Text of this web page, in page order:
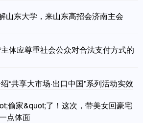
山东大学，来山东高招会济南主会
体应尊重社会公众对合法支付方式的
“共享大市场·出口中国”系列活动实效
偷家&quot;了！这次，带美女回豪宅
点体面